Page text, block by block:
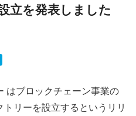
立を発表しました
はブロックチェーン事業の
リーを設立するというリリ